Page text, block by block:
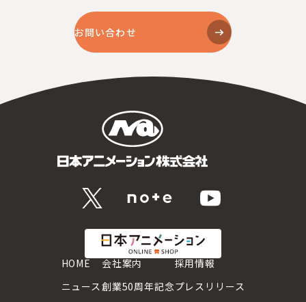
お問い合わせ
HOME
ニュース
会社案内
創業50周年記念
採用情報
プレスリリース